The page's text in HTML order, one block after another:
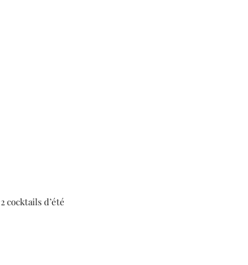
2 cocktails d’été